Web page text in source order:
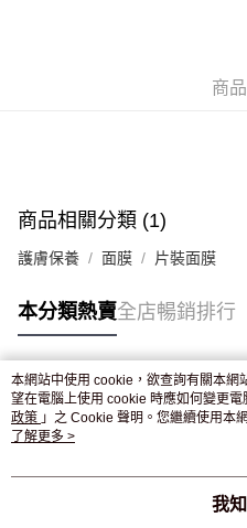
付款後門市自取，訂單確認後2-4
商
商品相關分類 (1)
護膚保養 面膜 片裝面膜
本分類熱賣全店暢銷排行
熱門標籤
熱銷排行
本網站中使用 cookie，欲查詢有關本網
望在電腦上使用 cookie 時應如何變更
政策 」之 Cookie 聲明。您繼續使用本
條款之 Cookie 聲明使用 cookie。
了解更多 >
我